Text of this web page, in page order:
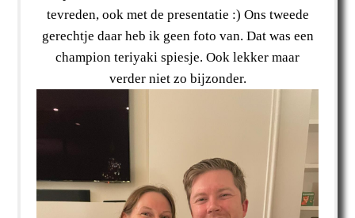
tevreden, ook met de presentatie :) Ons tweede
gerechtje daar heb ik geen foto van. Dat was een
champion teriyaki spiesje. Ook lekker maar
verder niet zo bijzonder.